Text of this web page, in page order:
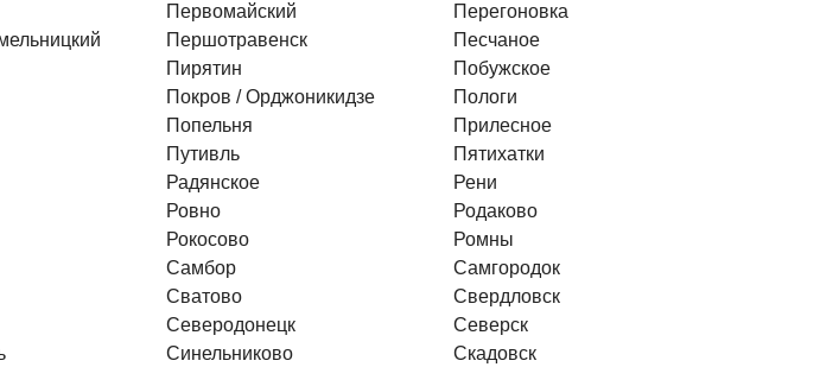
Первомайский
Перегоновка
Першотравенск
Песчаное
Пирятин
Побужское
Покров / Орджоникидзе
Пологи
Попельня
Прилесное
Путивль
Пятихатки
Радянское
Рени
Ровно
Родаково
Рокосово
Ромны
Самбор
Самгородок
Сватово
Свердловск
Северодонецк
Северск
Синельниково
Скадовск